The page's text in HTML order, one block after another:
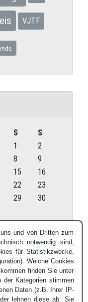
VJTF
S
S
1
2
8
9
15
16
22
23
29
30
und von Dritten zum
notwendig sind,
für Statistikzwecke,
Welche Cookies
finden Sie unter
der Kategorien stimmen
Daten (z.B. Ihrer IP-
lehnen diese ab. Sie